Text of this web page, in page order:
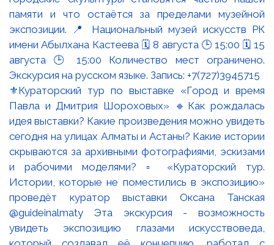
⚜️Кураторский тур по выставке «Город и время
Павла и Дмитрия Шороховых» 🔹Как рождалась
идея выставки? Какие произведения можно увидеть
сегодня на улицах Алматы и Астаны? Какие истории
скрываются за архивными фотографиями, эскизами
и рабочими моделями? ▫️ «Кураторский тур.
Истории, которые не поместились в экспозицию»
проведёт куратор выставки Оксана Танская
@guideinalmaty Эта экскурсия - возможность
увидеть экспозицию глазами искусствоведа,